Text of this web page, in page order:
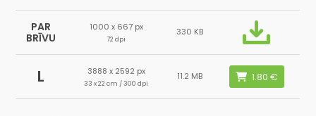
PAR
BRĪVU
1000 x 667 px
72 dpi
330 KB
L 3888 x 2592 px
33 x 22 cm / 300 dpi
11.2 MB